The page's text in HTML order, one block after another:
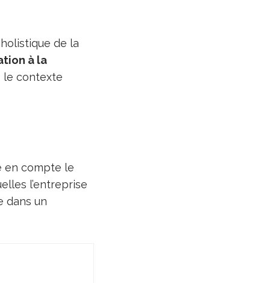
de la
à la
le contexte
en compte le
l’entreprise
dans un